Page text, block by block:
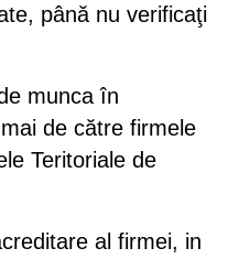
până nu verificaţi
munca în
de către firmele
Teritoriale de
al firmei, in